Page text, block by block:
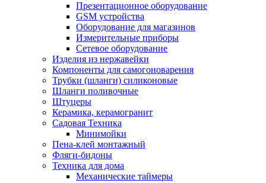
Презентационное оборудование
GSM устройства
Оборудование для магазинов
Измерительные приборы
Сетевое оборудование
Изделия из нержавейки
Компоненты для самогоноварения
Трубки (шланги) силиконовые
Шланги поливочные
Штуцеры
Керамика, керамогранит
Садовая Техника
Минимойки
Пена-клей монтажный
Фляги-бидоны
Техника для дома
Механические таймеры